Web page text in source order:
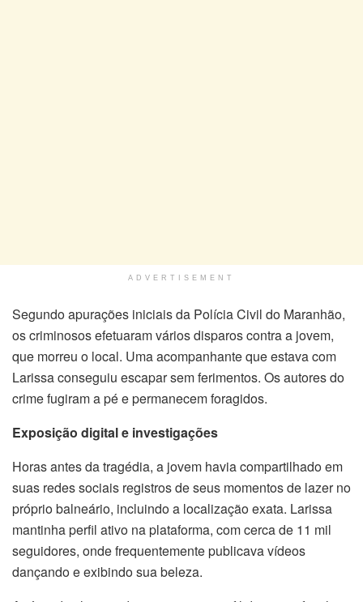
ADVERTISEMENT
Segundo apurações iniciais da Polícia Civil do Maranhão,
os criminosos efetuaram vários disparos contra a jovem,
que morreu o local. Uma acompanhante que estava com
Larissa conseguiu escapar sem ferimentos. Os autores do
crime fugiram a pé e permanecem foragidos.
Exposição digital e investigações
Horas antes da tragédia, a jovem havia compartilhado em
suas redes sociais registros de seus momentos de lazer no
próprio balneário, incluindo a localização exata. Larissa
mantinha perfil ativo na plataforma, com cerca de 11 mil
seguidores, onde frequentemente publicava vídeos
dançando e exibindo sua beleza.